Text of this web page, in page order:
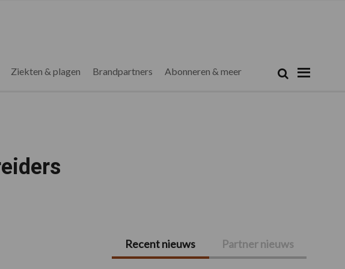
Ziekten & plagen Brandpartners Abonneren & meer Zoek
Primaire
Recent nieuws Partner nieuws